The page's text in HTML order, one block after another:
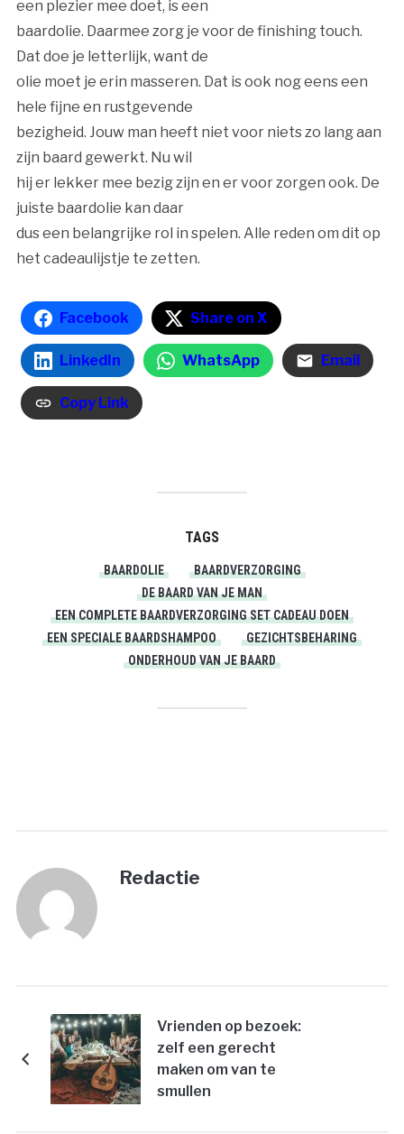
een plezier mee doet, is een
baardolie. Daarmee zorg je voor de finishing touch.
Dat doe je letterlijk, want de
olie moet je erin masseren. Dat is ook nog eens een
hele fijne en rustgevende
bezigheid. Jouw man heeft niet voor niets zo lang aan
zijn baard gewerkt. Nu wil
hij er lekker mee bezig zijn en er voor zorgen ook. De
juiste baardolie kan daar
dus een belangrijke rol in spelen. Alle reden om dit op
het cadeaulijstje te zetten.
Facebook Share on X
LinkedIn WhatsApp Email
Copy Link
TAGS
BAARDOLIE
BAARDVERZORGING
DE BAARD VAN JE MAN
EEN COMPLETE BAARDVERZORGING SET CADEAU DOEN
EEN SPECIALE BAARDSHAMPOO
GEZICHTSBEHARING
ONDERHOUD VAN JE BAARD
Redactie
Vrienden op bezoek:
zelf een gerecht
maken om van te
smullen